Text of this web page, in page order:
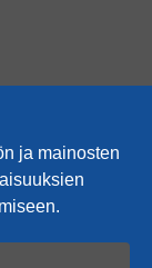
ja mainosten